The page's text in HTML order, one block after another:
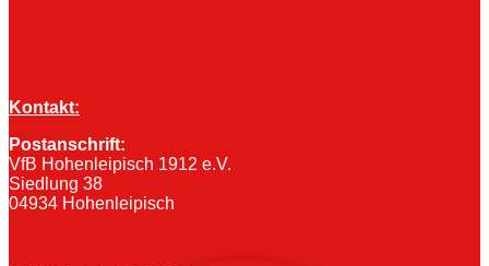
Kontakt:
Postanschrift:
VfB Hohenleipisch 1912 e.V.
Siedlung 38
04934 Hohenleipisch